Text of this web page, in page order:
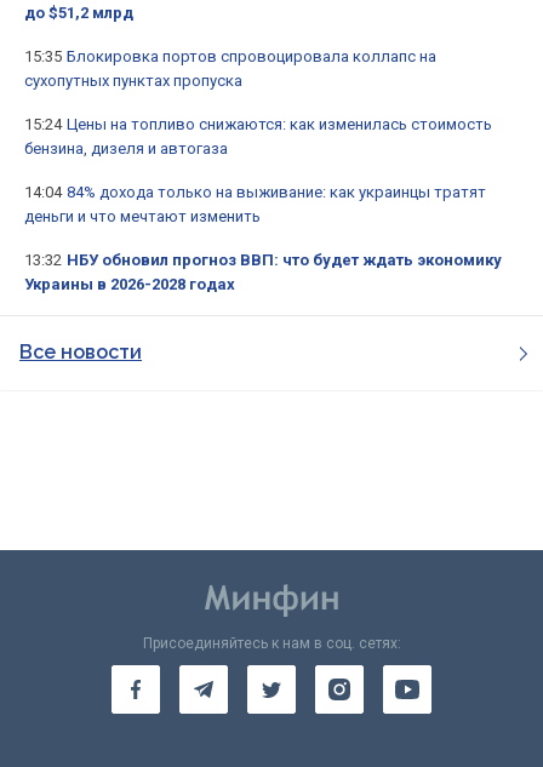
до $51,2 млрд
15:35 Блокировка портов спровоцировала коллапс на
сухопутных пунктах пропуска
15:24 Цены на топливо снижаются: как изменилась стоимость
бензина, дизеля и автогаза
14:04 84% дохода только на выживание: как украинцы тратят
деньги и что мечтают изменить
13:32 НБУ обновил прогноз ВВП: что будет ждать экономику
Украины в 2026-2028 годах
Все новости
Присоединяйтесь к нам в соц. сетях: